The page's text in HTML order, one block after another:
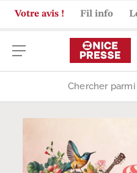
Votre avis ! Fil info